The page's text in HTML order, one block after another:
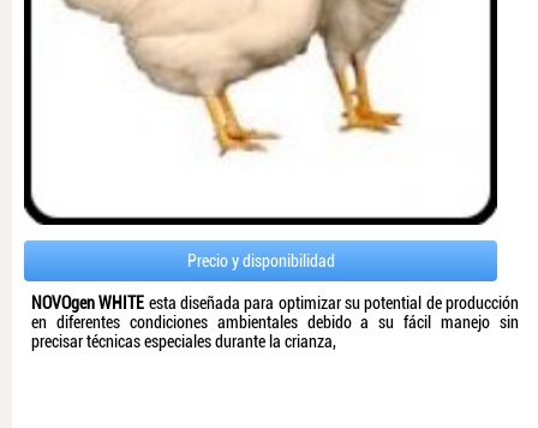
Precio y disponibilidad
NOVOgen WHITE esta diseñada para optimizar su potential de producción
en diferentes condiciones ambientales debido a su fácil manejo sin
precisar técnicas especiales durante la crianza,